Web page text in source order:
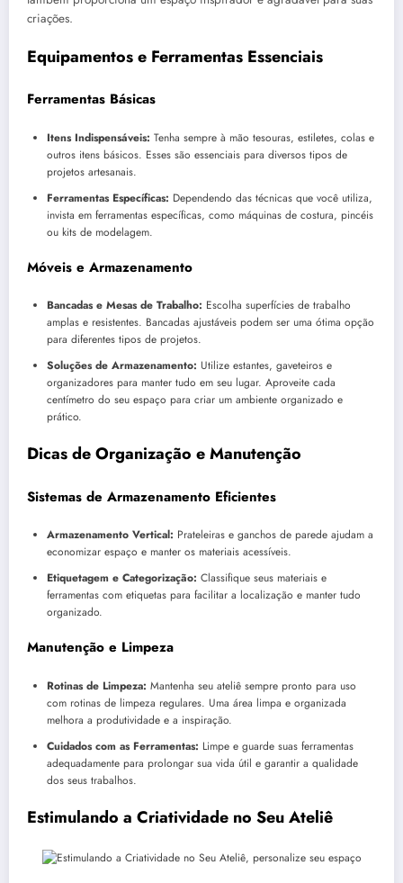
criações.
Equipamentos e Ferramentas Essenciais
Ferramentas Básicas
Itens Indispensáveis: Tenha sempre à mão tesouras, estiletes, colas e
outros itens básicos. Esses são essenciais para diversos tipos de
projetos artesanais.
Ferramentas Específicas: Dependendo das técnicas que você utiliza,
invista em ferramentas específicas, como máquinas de costura, pincéis
ou kits de modelagem.
Móveis e Armazenamento
Bancadas e Mesas de Trabalho: Escolha superfícies de trabalho
amplas e resistentes. Bancadas ajustáveis podem ser uma ótima opção
para diferentes tipos de projetos.
Soluções de Armazenamento: Utilize estantes, gaveteiros e
organizadores para manter tudo em seu lugar. Aproveite cada
centímetro do seu espaço para criar um ambiente organizado e
prático.
Dicas de Organização e Manutenção
Sistemas de Armazenamento Eficientes
Armazenamento Vertical: Prateleiras e ganchos de parede ajudam a
economizar espaço e manter os materiais acessíveis.
Etiquetagem e Categorização: Classifique seus materiais e
ferramentas com etiquetas para facilitar a localização e manter tudo
organizado.
Manutenção e Limpeza
Rotinas de Limpeza: Mantenha seu ateliê sempre pronto para uso
com rotinas de limpeza regulares. Uma área limpa e organizada
melhora a produtividade e a inspiração.
Cuidados com as Ferramentas: Limpe e guarde suas ferramentas
adequadamente para prolongar sua vida útil e garantir a qualidade
dos seus trabalhos.
Estimulando a Criatividade no Seu Ateliê